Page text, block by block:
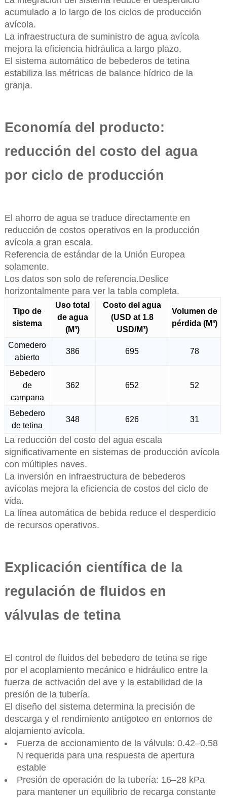
acumulado a lo largo de los ciclos de producción
avícola.
La infraestructura de suministro de agua avícola
mejora la eficiencia hidráulica a largo plazo.
El sistema automático de bebederos de tetina
estabiliza las métricas de balance hídrico de la
granja.
Economía del producto:
reducción del costo del agua
por ciclo de producción
El ahorro de agua se traduce directamente en
reducción de costos operativos en la producción
avícola a gran escala.
Referencia de estándar de la Unión Europea
solamente.
Los datos son solo de referencia.Deslice
horizontalmente para ver la tabla completa.
Tipo de
sistema
Uso total
de agua
(M³)
Costo del agua
(USD at 1.8
USD/M³)
Volumen de
pérdida (M³)
Comedero
abierto
386 695 78
Bebedero
de
campana
362 652 52
Bebedero
de tetina
348 626 31
La reducción del costo del agua escala
significativamente en sistemas de producción avícola
con múltiples naves.
La inversión en infraestructura de bebederos
avícolas mejora la eficiencia de costos del ciclo de
vida.
La línea automática de bebida reduce el desperdicio
de recursos operativos.
Explicación científica de la
regulación de fluidos en
válvulas de tetina
El control de fluidos del bebedero de tetina se rige
por el acoplamiento mecánico e hidráulico entre la
fuerza de activación del ave y la estabilidad de la
presión de la tubería.
El diseño del sistema determina la precisión de
descarga y el rendimiento antigoteo en entornos de
alojamiento avícola.
Fuerza de accionamiento de la válvula: 0.42–0.58
N requerida para una respuesta de apertura
estable
Presión de operación de la tubería: 16–28 kPa
para mantener un equilibrio de recarga constante